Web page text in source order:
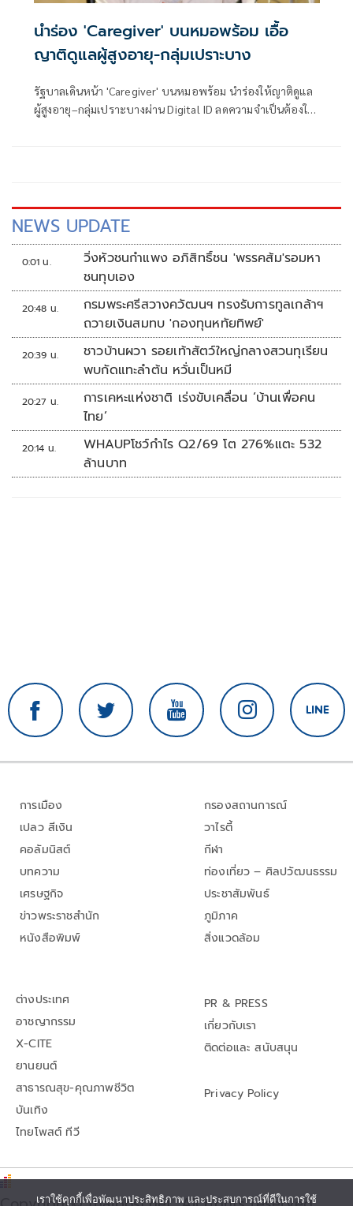
นำร่อง 'Caregiver' บนหมอพร้อม เอื้อ
ญาติดูแลผู้สูงอายุ-กลุ่มเปราะบาง
รัฐบาลเดินหน้า 'Caregiver' บนหมอพร้อม นำร่องให้ญาติดูแล
ผู้สูงอายุ–กลุ่มเปราะบางผ่าน Digital ID ลดความจำเป็นต้องใช้
NEWS UPDATE
0:01 น.
วิ่งหัวชนกำแพง อภิสิทธิ์ชน 'พรรคส้ม'รอมหา
ชนทุบเอง
20:48 น.
กรมพระศรีสวางควัฒนฯ ทรงรับการทูลเกล้าฯ
ถวายเงินสมทบ 'กองทุนหทัยทิพย์'
20:39 น.
ชาวบ้านผวา รอยเท้าสัตว์ใหญ่กลางสวนทุเรียน
พบกัดแทะลำต้น หวั่นเป็นหมี
20:27 น.
การเคหะแห่งชาติ เร่งขับเคลื่อน ‘บ้านเพื่อคน
ไทย’
20:14 น.
WHAUPโชว์กำไร Q2/69 โต 276%แตะ 532
ล้านบาท
การเมือง
เปลว สีเงิน
คอลัมนิสต์
บทความ
เศรษฐกิจ
ข่าวพระราชสำนัก
หนังสือพิมพ์
กรองสถานการณ์
วาไรตี้
กีฬา
ท่องเที่ยว – ศิลปวัฒนธรรม
ประชาสัมพันธ์
ภูมิภาค
สิ่งแวดล้อม
ต่างประเทศ
อาชญากรรม
X-CITE
ยานยนต์
สาธารณสุข-คุณภาพชีวิต
บันเทิง
ไทยโพสต์ ทีวี
PR & PRESS
เกี่ยวกับเรา
ติดต่อและ สนับสนุน
Privacy Policy
เราใช้คุกกี้เพื่อพัฒนาประสิทธิภาพ และประสบการณ์ที่ดีในการใช้